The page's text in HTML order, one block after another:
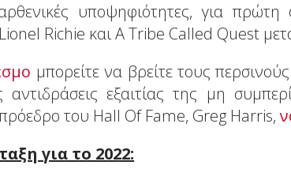
υποψηφιότητες, για πρώτη
Richie και A Tribe Called Quest
μπορείτε να βρείτε τους
αντιδράσεις εξαιτίας της μη
του Hall Of Fame, Greg Harris,
για το 2022: